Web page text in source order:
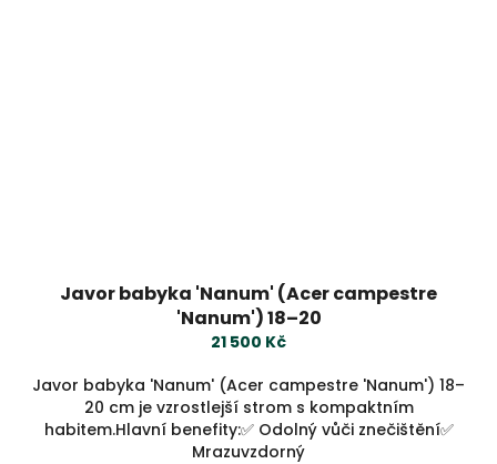
Javor babyka 'Nanum' (Acer campestre
'Nanum') 18–20
21 500 Kč
Javor babyka 'Nanum' (Acer campestre 'Nanum') 18–
20 cm je vzrostlejší strom s kompaktním
habitem.Hlavní benefity:✅ Odolný vůči znečištění✅
Mrazuvzdorný